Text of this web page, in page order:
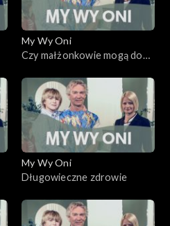
My Wy Oni
Czy małżonkowie mogą do
My Wy Oni
Długowieczne zdrowie